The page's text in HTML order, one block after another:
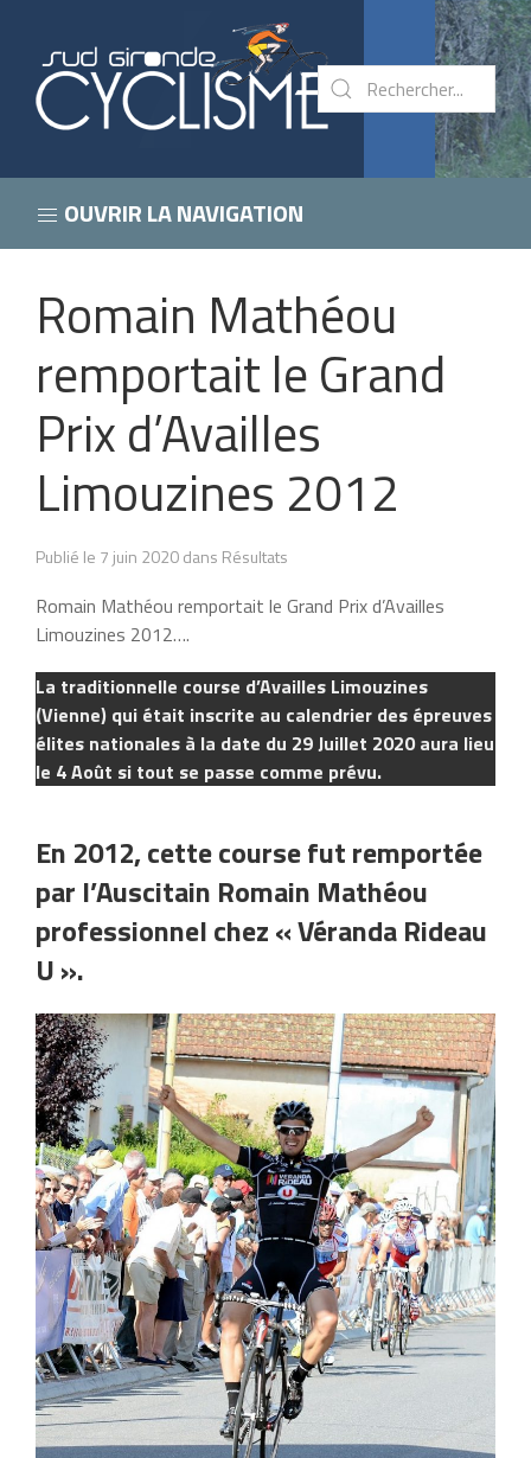
OUVRIR LA NAVIGATION
Romain Mathéou
remportait le Grand
Prix d’Availles
Limouzines 2012
Publié le 7 juin 2020 dans Résultats
Romain Mathéou remportait le Grand Prix d’Availles
Limouzines 2012….
La traditionnelle course d’Availles Limouzines
(Vienne) qui était inscrite au calendrier des épreuves
élites nationales à la date du 29 Juillet 2020 aura lieu
le 4 Août si tout se passe comme prévu.
En 2012, cette course fut remportée
par l’Auscitain Romain Mathéou
professionnel chez « Véranda Rideau
U ».